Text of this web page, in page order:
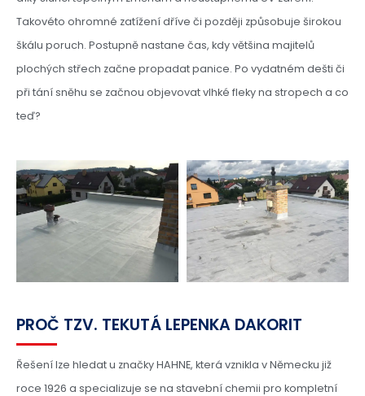
Takovéto ohromné zatížení dříve či později způsobuje širokou
škálu poruch. Postupně nastane čas, kdy většina majitelů
plochých střech začne propadat panice. Po vydatném dešti či
při tání sněhu se začnou objevovat vlhké fleky na stropech a co
teď?
PROČ TZV. TEKUTÁ LEPENKA DAKORIT
Řešení lze hledat u značky HAHNE, která vznikla v Německu již
roce 1926 a specializuje se na stavební chemii pro kompletní